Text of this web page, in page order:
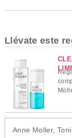
Llévate este
Anne Moller,